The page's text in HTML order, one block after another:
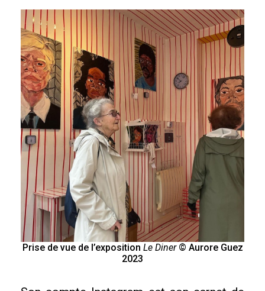
Prise de vue de l’exposition Le Diner© Aurore Guez
2023